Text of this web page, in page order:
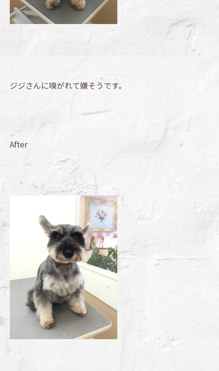
ジジさんに嗅がれて嫌そうです。
After